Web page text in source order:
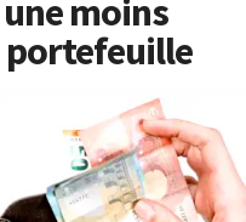
moins
portefeuille